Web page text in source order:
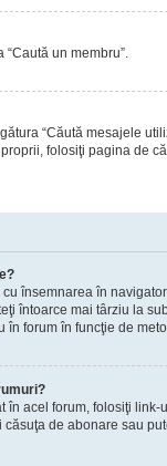
“Caută un membru”.
“Căută mesajele
folosiţi pagina de
însemnarea în
întoarce mai târziu la
forum în funcţie de
în acel forum, folosiţi
de abonare sau